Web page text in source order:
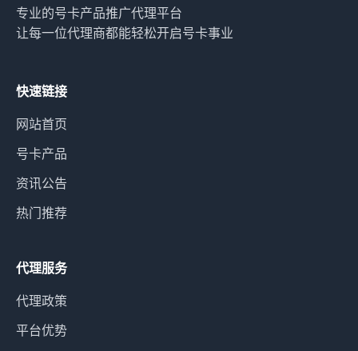
专业的号卡产品推广代理平台
让每一位代理商都能轻松开启号卡事业
快速链接
网站首页
号卡产品
资讯公告
热门推荐
代理服务
代理政策
平台优势